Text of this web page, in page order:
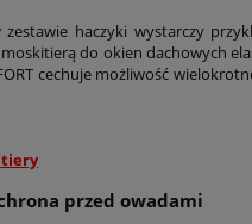
zestawie haczyki wystarczy
do okien dachowych
cechuje możliwość
przed owadami